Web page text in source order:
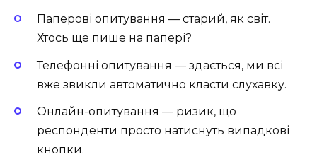
Паперові опитування — старий, як світ.
Хтось ще пише на папері?
Телефонні опитування — здається, ми всі
вже звикли автоматично класти слухавку.
Онлайн-опитування — ризик, що
респонденти просто натиснуть випадкові
кнопки.